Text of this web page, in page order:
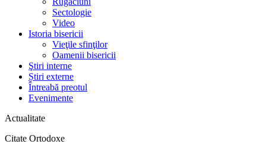
Sectologie
Video
Istoria bisericii
Vieţile sfinţilor
Oamenii bisericii
Ştiri interne
Știri externe
Întreabă preotul
Evenimente
Actualitate
Citate Ortodoxe